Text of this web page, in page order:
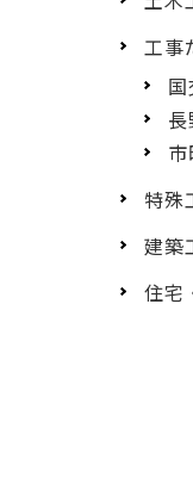
工事
特殊
建築
住宅